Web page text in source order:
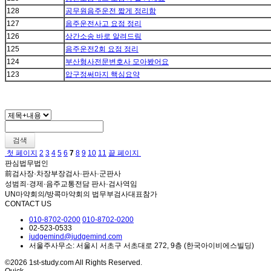
128
공무원음주운전 짧게 정리함
127
음주운전사고 요점 정리
126
상간소송 바로 알려드림
125
음주운전2회 요점 정리
124
부산형사전문변호사 모아봤어요
123
압구정써마지 핵심요약
검색
첫 페이지 2 3 4 5 6 7 8 9 10 11 끝 페이지
판심법무법인
前검사장·차장부장검사·판사·군판사
성범죄·경제·음주교통전담 판사·검사역임
UN마약회의/방콕마약회의 법무부검사대표참가
CONTACT US
010-8702-0200 010-8702-0200
02-523-0533
judgemind@judgemind.com
서울주사무소: 서울시 서초구 서초대로 272, 9층 (한국아이비에스빌딩)
©2026 1st-study.com All Rights Reserved.